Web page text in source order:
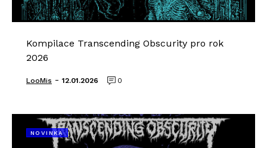
Kompilace Transcending Obscurity pro rok
2026
LooMis - 12.01.2026 0
NOVINKA